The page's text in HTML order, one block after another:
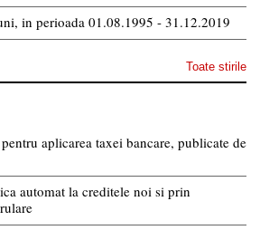
in perioada 01.08.1995 - 31.12.2019
Toate stirile
aplicarea taxei bancare, publicate de
automat la creditele noi si prin